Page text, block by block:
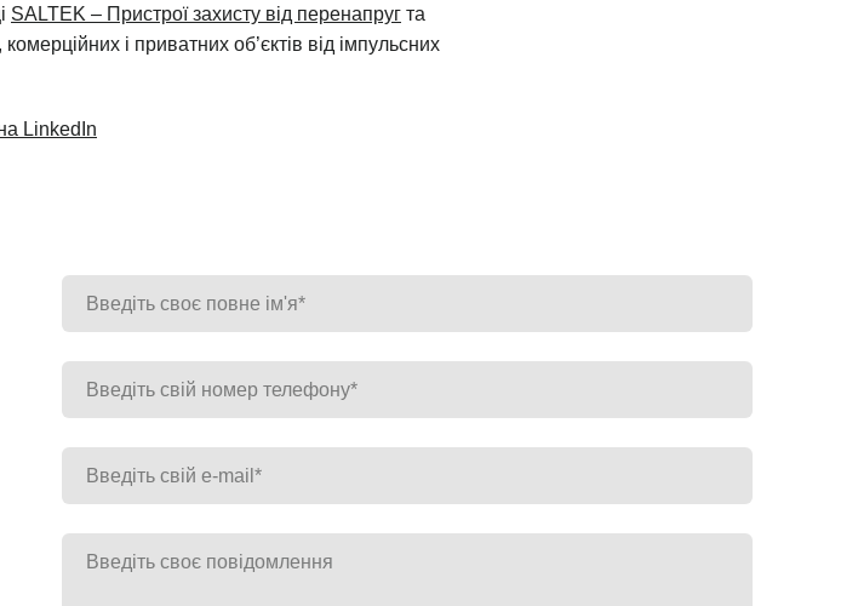
SALTEK – Пристрої захисту від перенапруг та
і приватних об’єктів від імпульсних
LinkedIn